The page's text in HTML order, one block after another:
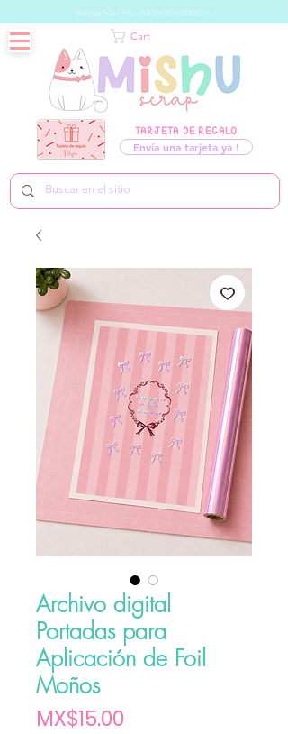
Business hours: Mon - Sat 09:00 to 20:00 hrs
TARJETA DE REGALO
Envía una tarjeta ya !
Cart
Archivo digital
Portadas para
Aplicación de Foil
Moños
MX$15.00